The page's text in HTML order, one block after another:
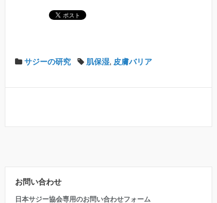
サジーの研究 肌保湿, 皮膚バリア
お問い合わせ
日本サジー協会専用のお問い合わせフォーム